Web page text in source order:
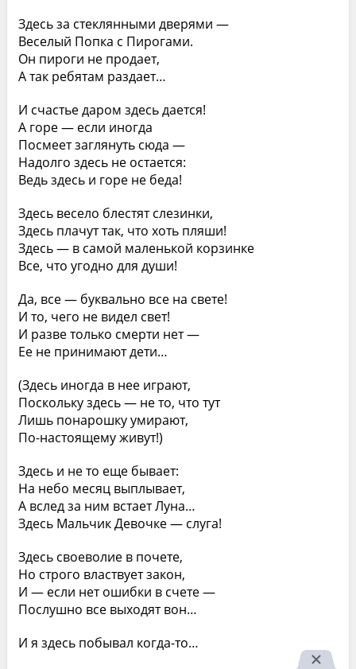
Здесь за стеклянными дверями —
Веселый Попка с Пирогами.
Он пироги не продает,
А так ребятам раздает…
И счастье даром здесь дается!
А горе — если иногда
Посмеет заглянуть сюда —
Надолго здесь не остается:
Ведь здесь и горе не беда!
Здесь весело блестят слезинки,
Здесь плачут так, что хоть пляши!
Здесь — в самой маленькой корзинке
Все, что угодно для души!
Да, все — буквально все на свете!
И то, чего не видел свет!
И разве только смерти нет —
Ее не принимают дети…
(Здесь иногда в нее играют,
Поскольку здесь — не то, что тут
Лишь понарошку умирают,
По-настоящему живут!)
Здесь и не то еще бывает:
На небо месяц выплывает,
А вслед за ним встает Луна…
Здесь Мальчик Девочке — слуга!
Здесь своеволие в почете,
Но строго властвует закон,
И — если нет ошибки в счете —
Послушно все выходят вон…
И я здесь побывал когда-то…